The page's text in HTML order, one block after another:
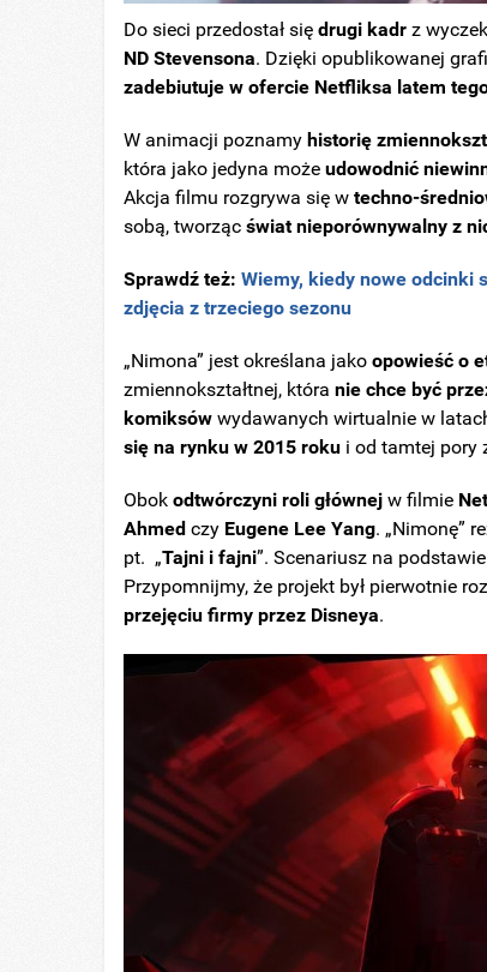
Do sieci przedostał siędrugi kadr z
ND Stevensona. Dzięki opublikowanej
zadebiutuje w ofercie Netfliksa latem
W animacji poznamyhistorię
która jako jedyna możeudowodnić
Akcja filmu rozgrywa się wtechno-
sobą, tworzącświat nieporównywalny z
Sprawdź też:Wiemy, kiedy nowe odcinki
zdjęcia z trzeciego sezonu
„Nimona” jest określana jakoopowieść o
zmiennokształtnej, któranie chce być
komiksów wydawanych wirtualnie w
się na rynku w 2015 roku i od tamtej pory
Obokodtwórczyni roli głównej w filmie
Ahmed czy Eugene Lee Yang. „Nimonę”
pt. „Tajni i fajni”. Scenariusz na
Przypomnijmy, że projekt był pierwotnie
przejęciu firmy przez Disneya.